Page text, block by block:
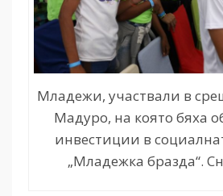
Младежи, участвали в
Мадуро, на която бяха
инвестиции в
„Младежка бразда“.